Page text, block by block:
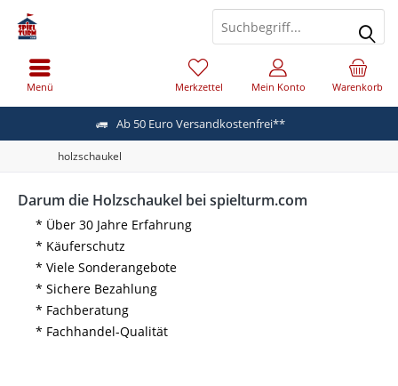
Ab 50 Euro Versandkostenfrei**
Menü Warenkorb
Merkzettel Mein Konto
holzschaukel
Darum die Holzschaukel bei spielturm.com
* Über 30 Jahre Erfahrung
* Käuferschutz
* Viele Sonderangebote
* Sichere Bezahlung
* Fachberatung
* Fachhandel-Qualität